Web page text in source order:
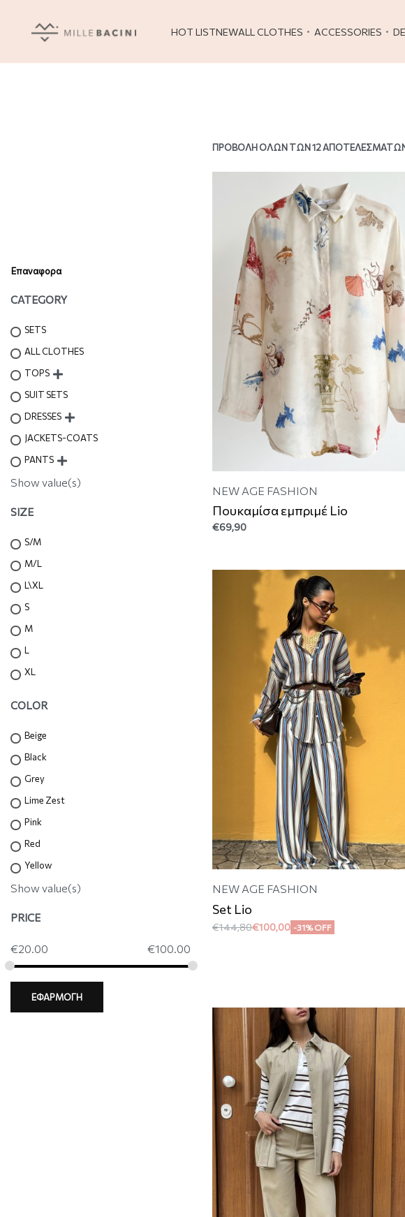
HOT LISTNEWALL CLOTHES ACCESSORIES
Επαναφορα
CATEGORY
SETS
ALL CLOTHES
TOPS
SUIT SETS
DRESSES
JACKETS-COATS
PANTS
Show value(s)
SIZE
S/M
M/L
L\XL
S
M
L
XL
COLOR
Beige
Black
Grey
Lime Zest
Pink
Red
Yellow
Show value(s)
PRICE
€20.00 €100.00
ΕΦΑΡΜΟΓΗ
ΠΡΟΒΟΛΉ ΌΛΩΝ ΤΩΝ 12
NEW AGE FASHION
Πουκαμίσα εμπριμέ Lio
€69,90
NEW AGE FASHION
Set Lio
€144,80€100,00 -31% OFF